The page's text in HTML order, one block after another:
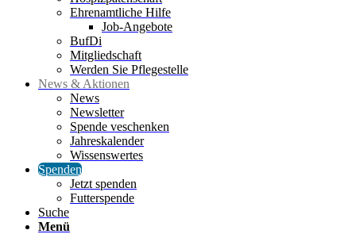
Ehrenamtliche Hilfe
Job-Angebote
BufDi
Mitgliedschaft
Werden Sie Pflegestelle
News & Aktionen
News
Newsletter
Spende veschenken
Jahreskalender
Wissenswertes
Spenden
Jetzt spenden
Futterspende
Suche
Menü